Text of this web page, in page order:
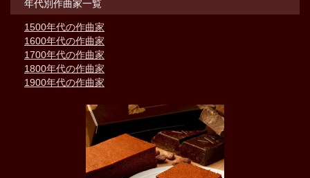
年代別作曲家一覧
1500年代の作曲家
1600年代の作曲家
1700年代の作曲家
1800年代の作曲家
1900年代の作曲家